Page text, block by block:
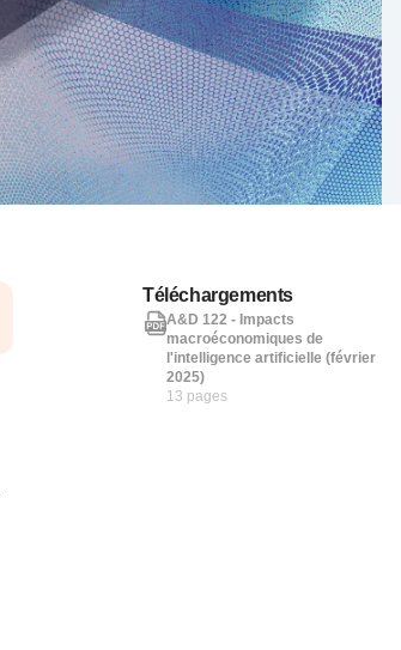
Téléchargements
A&D 122 - Impacts
macroéconomiques de
l'intelligence artificielle (février
2025)
13 pages